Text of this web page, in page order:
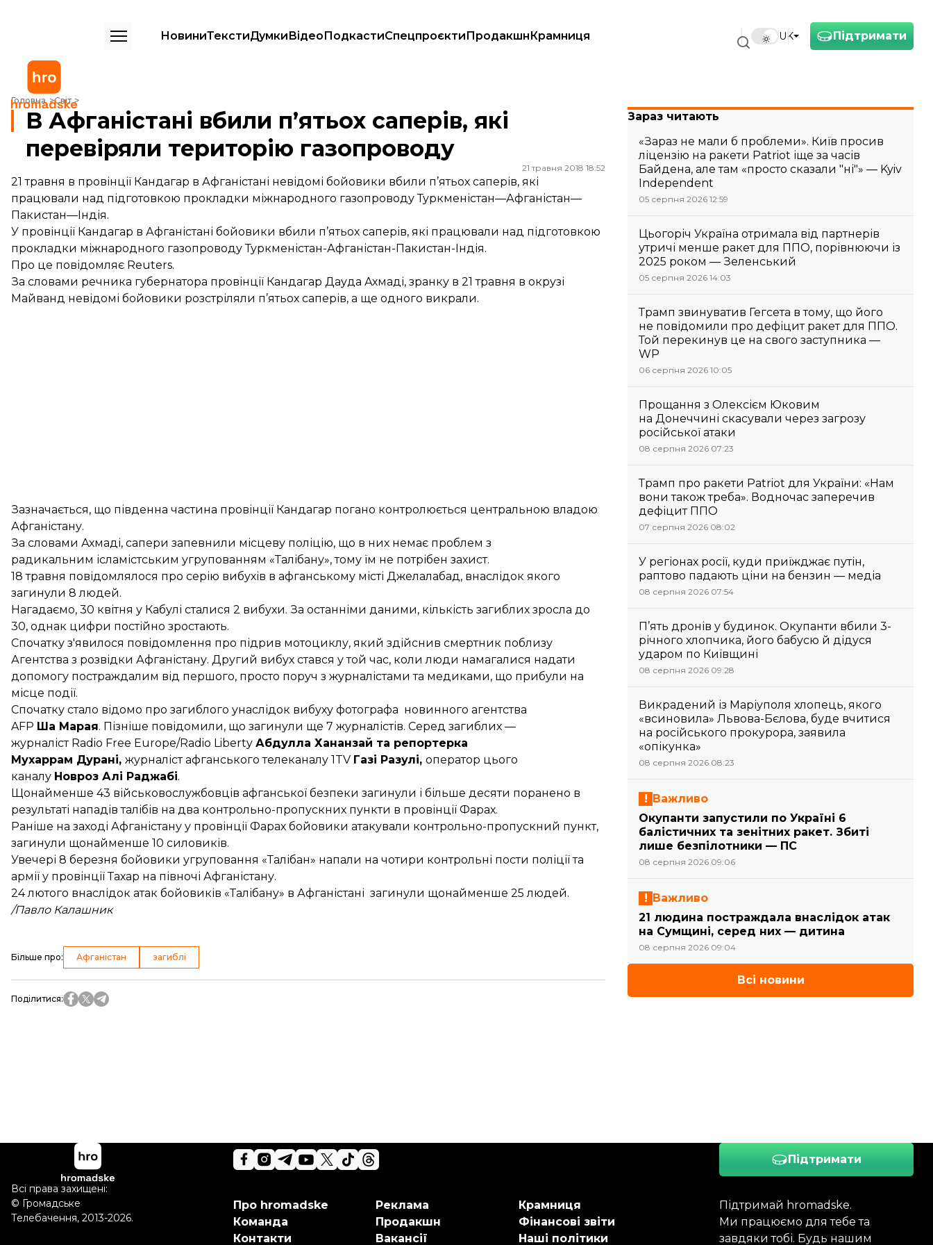
Підтримати
UK
НовиниТекстиДумкиВідеоПодкастиСпецпроєктиПродакшнКрамниця
Головна Світ
В Афганістані вбили п’ятьох саперів, які перевіряли територію газопроводу
В Афганістані вбили п’ятьох саперів, які
перевіряли територію газопроводу
21 травня 2018 18:52
21 травня в провінції Кандагар в Афганістані невідомі бойовики вбили п’ятьох саперів, які
працювали над підготовкою прокладки міжнародного газопроводу Туркменістан—Афганістан—
Пакистан—Індія.
У провінції Кандагар в Афганістані бойовики вбили п’ятьох саперів, які працювали над підготовкою
прокладки міжнародного газопроводу Туркменістан-Афганістан-Пакистан-Індія.
Про це повідомляє Reuters.
За словами речника губернатора провінції Кандагар Дауда Ахмаді, зранку в 21 травня в окрузі
Майванд невідомі бойовики розстріляли п’ятьох саперів, а ще одного викрали.
Зазначається, що південна частина провінції Кандагар погано контролюється центральною владою
Афганістану.
За словами Ахмаді, сапери запевнили місцеву поліцію, що в них немає проблем з
радикальним ісламістським угрупованням «Талібану», тому їм не потрібен захист.
18 травня повідомлялося про серію вибухів в афганському місті Джелалабад, внаслідок якого
загинули 8 людей.
Нагадаємо, 30 квітня у Кабулі сталися 2 вибухи. За останніми даними, кількість загиблих зросла до
30, однак цифри постійно зростають.
Спочатку з'явилося повідомлення про підрив мотоциклу, який здійснив смертник поблизу
Агентства з розвідки Афганістану. Другий вибух стався у той час, коли люди намагалися надати
допомогу постраждалим від першого, просто поруч з журналістами та медиками, що прибули на
місце події.
Спочатку стало відомо про загиблого унаслідок вибуху фотографа новинного агентства
AFP Ша Марая. Пізніше повідомили, що загинули ще 7 журналістів. Серед загиблих —
журналіст Radio Free Europe/Radio Liberty Абдулла Хананзай та репортерка
Мухаррам Дурані, журналіст афганського телеканалу 1TV Газі Разулі, оператор цього
каналу Новроз Алі Раджабі.
Щонайменше 43 військовослужбовців афганської безпеки загинули і більше десяти поранено в
результаті нападів талібів на два контрольно-пропускних пункти в провінції Фарах.
Раніше на заході Афганістану у провінції Фарах бойовики атакували контрольно-пропускний пункт,
загинули щонайменше 10 силовиків.
Увечері 8 березня бойовики угруповання «Талібан» напали на чотири контрольні пости поліції та
армії у провінції Тахар на півночі Афганістану.
24 лютого внаслідок атак бойовиків «Талібану» в Афганістані загинули щонайменше 25 людей.
/Павло Калашник
Більше про: Афганістан загиблі
Поділитися:
Зараз читають
«Зараз не мали б проблеми». Київ просив
ліцензію на ракети Patriot іще за часів
Байдена, але там «просто сказали "ні"» — Kyiv
Independent
05 серпня 2026 12:59
Цьогоріч Україна отримала від партнерів
утричі менше ракет для ППО, порівнюючи із
2025 роком — Зеленський
05 серпня 2026 14:03
Трамп звинуватив Гегсета в тому, що його
не повідомили про дефіцит ракет для ППО.
Той перекинув це на свого заступника —
WP
06 серпня 2026 10:05
Прощання з Олексієм Юковим
на Донеччині скасували через загрозу
російської атаки
08 серпня 2026 07:23
Трамп про ракети Patriot для України: «Нам
вони також треба». Водночас заперечив
дефіцит ППО
07 серпня 2026 08:02
У регіонах росії, куди приїжджає путін,
раптово падають ціни на бензин — медіа
08 серпня 2026 07:54
П’ять дронів у будинок. Окупанти вбили 3-
річного хлопчика, його бабусю й дідуся
ударом по Київщині
08 серпня 2026 09:28
Викрадений із Маріуполя хлопець, якого
«всиновила» Львова-Бєлова, буде вчитися
на російського прокурора, заявила
«опікунка»
08 серпня 2026 08:23
Важливо
Окупанти запустили по Україні 6
балістичних та зенітних ракет. Збиті
лише безпілотники — ПС
08 серпня 2026 09:06
Важливо
21 людина постраждала внаслідок атак
на Сумщині, серед них — дитина
08 серпня 2026 09:04
Всі новини
Підтримати
Підтримай hromadske.
Ми працюємо для тебе та
завдяки тобі. Будь нашим
Про hromadske
Команда
Контакти
Реклама
Продакшн
Вакансії
Крамниця
Фінансові звіти
Наші політики
Всі права захищені:
© Громадське
Телебачення, 2013-2026.